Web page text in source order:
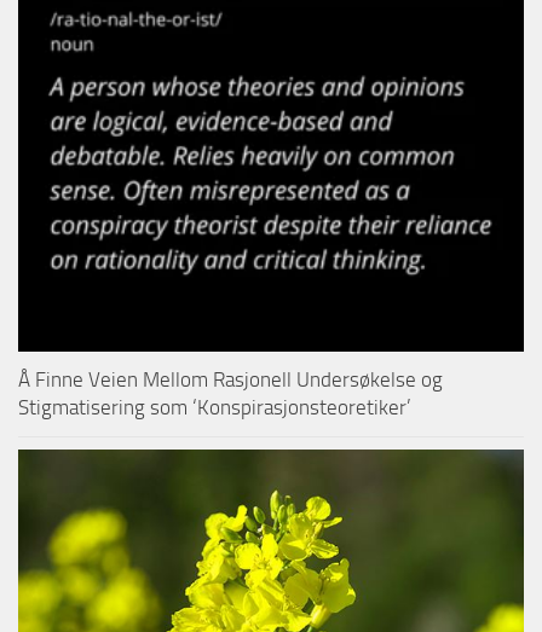
Å Finne Veien Mellom Rasjonell Undersøkelse og
Stigmatisering som ‘Konspirasjonsteoretiker’